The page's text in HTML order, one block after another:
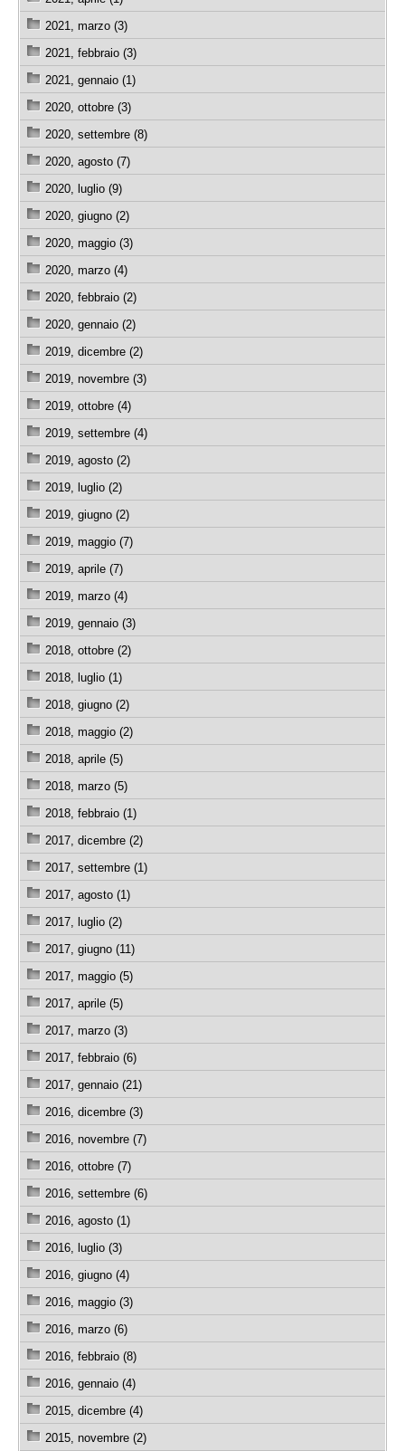
2021, marzo (3)
2021, febbraio (3)
2021, gennaio (1)
2020, ottobre (3)
2020, settembre (8)
2020, agosto (7)
2020, luglio (9)
2020, giugno (2)
2020, maggio (3)
2020, marzo (4)
2020, febbraio (2)
2020, gennaio (2)
2019, dicembre (2)
2019, novembre (3)
2019, ottobre (4)
2019, settembre (4)
2019, agosto (2)
2019, luglio (2)
2019, giugno (2)
2019, maggio (7)
2019, aprile (7)
2019, marzo (4)
2019, gennaio (3)
2018, ottobre (2)
2018, luglio (1)
2018, giugno (2)
2018, maggio (2)
2018, aprile (5)
2018, marzo (5)
2018, febbraio (1)
2017, dicembre (2)
2017, settembre (1)
2017, agosto (1)
2017, luglio (2)
2017, giugno (11)
2017, maggio (5)
2017, aprile (5)
2017, marzo (3)
2017, febbraio (6)
2017, gennaio (21)
2016, dicembre (3)
2016, novembre (7)
2016, ottobre (7)
2016, settembre (6)
2016, agosto (1)
2016, luglio (3)
2016, giugno (4)
2016, maggio (3)
2016, marzo (6)
2016, febbraio (8)
2016, gennaio (4)
2015, dicembre (4)
2015, novembre (2)